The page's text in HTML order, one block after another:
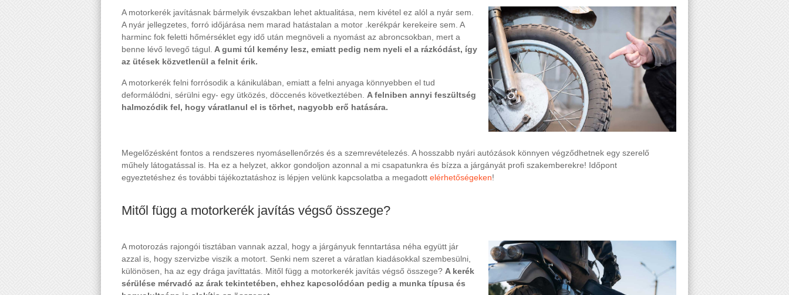
A motorkerék javításnak bármelyik évszakban lehet aktualitása, nem kivétel ez alól a nyár sem.
A nyár jellegzetes, forró időjárása nem marad hatástalan a motor .kerékpár kerekeire sem. A
harminc fok feletti hőmérséklet egy idő után megnöveli a nyomást az abroncsokban, mert a
benne lévő levegő tágul. A gumi túl kemény lesz, emiatt pedig nem nyeli el a rázkódást, így
az ütések közvetlenül a felnit érik.
A motorkerék felni forrósodik a kánikulában, emiatt a felni anyaga könnyebben el tud
deformálódni, sérülni egy- egy ütközés, döccenés következtében. A felniben annyi feszültség
halmozódik fel, hogy váratlanul el is törhet, nagyobb erő hatására.
Megelőzésként fontos a rendszeres nyomásellenőrzés és a szemrevételezés. A hosszabb nyári autózások könnyen végződhetnek egy szerelő
műhely látogatással is. Ha ez a helyzet, akkor gondoljon azonnal a mi csapatunkra és bízza a járgányát profi szakemberekre! Időpont
egyeztetéshez és további tájékoztatáshoz is lépjen velünk kapcsolatba a megadott elérhetőségeken!
Mitől függ a motorkerék javítás végső összege?
A motorozás rajongói tisztában vannak azzal, hogy a járgányuk fenntartása néha együtt jár
azzal is, hogy szervizbe viszik a motort. Senki nem szeret a váratlan kiadásokkal szembesülni,
különösen, ha az egy drága javíttatás. Mitől függ a motorkerék javítás végső összege? A kerék
sérülése mérvadó az árak tekintetében, ehhez kapcsolódóan pedig a munka típusa és